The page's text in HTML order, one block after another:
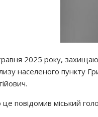
2025 року,
населеного пункту
повідомив міський